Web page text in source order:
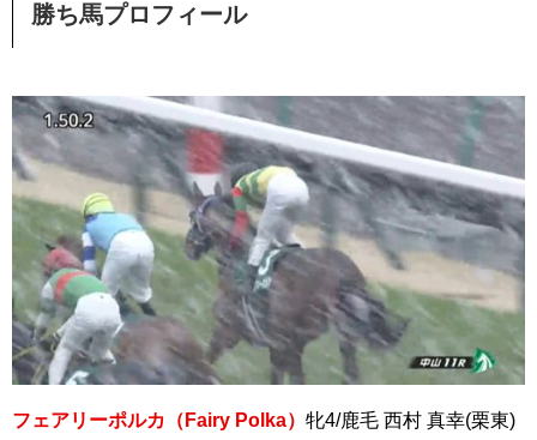
勝ち馬プロフィール
フェアリーポルカ（Fairy Polka） 牝4/鹿毛 西村 真幸(栗東)